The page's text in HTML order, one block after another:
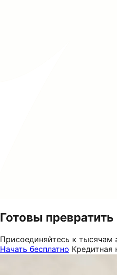
Готовы
Присоединяйтесь к
Начать бесплатно Кредитная